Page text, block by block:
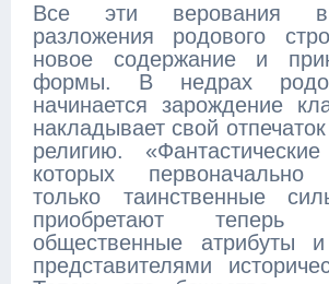
Все эти верования в
разложения родового
новое содержание и
формы. В недрах
начинается зарождение
накладывает свой
религию.
которых первоначально
только таинственные
приобретают
общественные атрибуты и
представителями